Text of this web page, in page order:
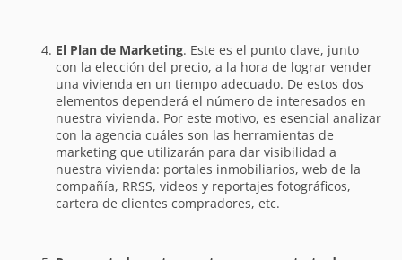
El Plan de Marketing. Este es el punto clave, junto
con la elección del precio, a la hora de lograr vender
una vivienda en un tiempo adecuado. De estos dos
elementos dependerá el número de interesados en
nuestra vivienda. Por este motivo, es esencial analizar
con la agencia cuáles son las herramientas de
marketing que utilizarán para dar visibilidad a
nuestra vivienda: portales inmobiliarios, web de la
compañía, RRSS, videos y reportajes fotográficos,
cartera de clientes compradores, etc.